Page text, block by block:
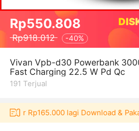
Rp550.808
Rp918.012 -40%
Vivan Vpb-d30 Powerbank
Fast Charging 22.5 W Pd Qc
191 Terjual
Rp165.000 lagi Download & Pakai